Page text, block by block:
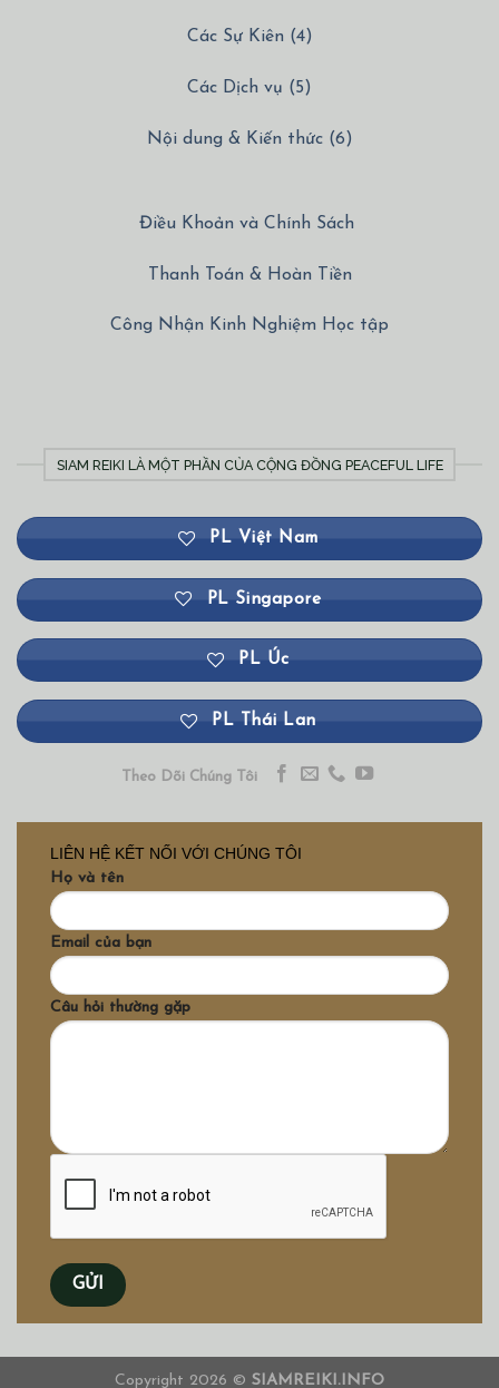
Các Sự Kiên (4)
Các Dịch vụ (5)
Nội dung & Kiến thức (6)
Điều Khoản và Chính Sách
Thanh Toán & Hoàn Tiền
Công Nhận Kinh Nghiệm Học tập
SIAM REIKI LÀ MỘT PHẦN CỦA CỘNG ĐỒNG PEACEFUL LIFE
PL Việt Nam
PL Singapore
PL Úc
PL Thái Lan
Theo Dõi Chúng Tôi
LIÊN HỆ KẾT NỐI VỚI CHÚNG TÔI
Họ và tên
Email của bạn
Câu hỏi thường gặp
Copyright 2026 © SIAMREIKI.INFO